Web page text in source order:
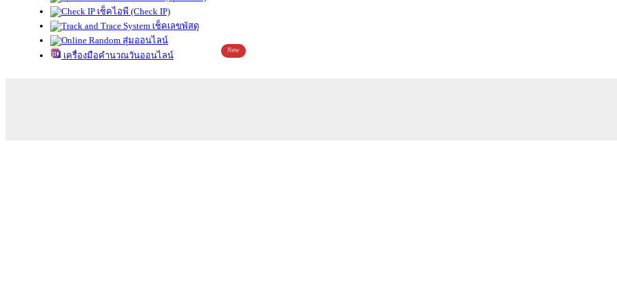
เช็คไอพี (Check IP)
เช็คเลขพัสดุ
สุ่มออนไลน์
เครื่องมือคำนวณวันออนไลน์
New